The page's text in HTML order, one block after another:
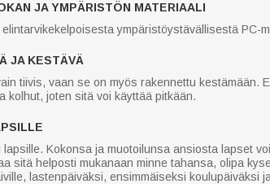
JA YMPÄRISTÖN MATERIAALI
ympäristöystävällisestä
JA KESTÄVÄ
tiivis, vaan se on myös rakennettu
kolhut, joten sitä voi käyttää pitkään.
Kokonsa ja muotoilunsa ansiosta lapset
sitä helposti mukanaan minne tahansa, olipa
lastenpäiväksi, ensimmäiseksi koulupäiväksi